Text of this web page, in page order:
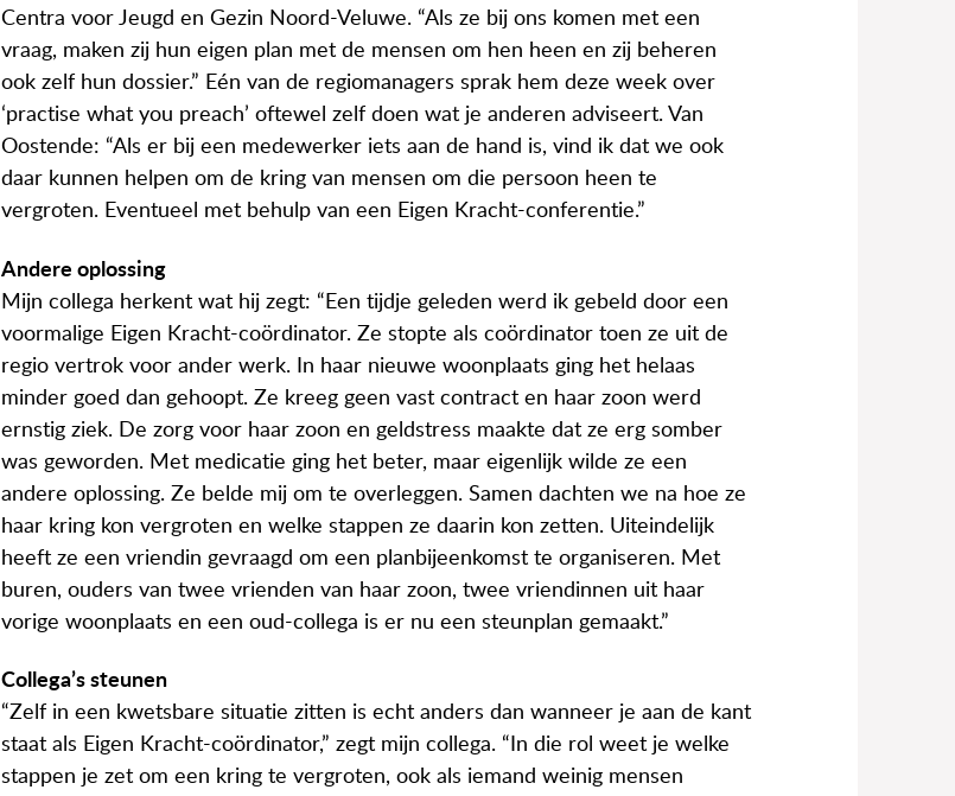
Centra voor Jeugd en Gezin Noord-Veluwe. “Als ze bij ons komen met een
vraag, maken zij hun eigen plan met de mensen om hen heen en zij beheren
ook zelf hun dossier.” Eén van de regiomanagers sprak hem deze week over
‘practise what you preach’ oftewel zelf doen wat je anderen adviseert. Van
Oostende: “Als er bij een medewerker iets aan de hand is, vind ik dat we ook
daar kunnen helpen om de kring van mensen om die persoon heen te
vergroten. Eventueel met behulp van een Eigen Kracht-conferentie.”
Andere oplossing
Mijn collega herkent wat hij zegt: “Een tijdje geleden werd ik gebeld door een
voormalige Eigen Kracht-coördinator. Ze stopte als coördinator toen ze uit de
regio vertrok voor ander werk. In haar nieuwe woonplaats ging het helaas
minder goed dan gehoopt. Ze kreeg geen vast contract en haar zoon werd
ernstig ziek. De zorg voor haar zoon en geldstress maakte dat ze erg somber
was geworden. Met medicatie ging het beter, maar eigenlijk wilde ze een
andere oplossing. Ze belde mij om te overleggen. Samen dachten we na hoe ze
haar kring kon vergroten en welke stappen ze daarin kon zetten. Uiteindelijk
heeft ze een vriendin gevraagd om een planbijeenkomst te organiseren. Met
buren, ouders van twee vrienden van haar zoon, twee vriendinnen uit haar
vorige woonplaats en een oud-collega is er nu een steunplan gemaakt.”
Collega’s steunen
“Zelf in een kwetsbare situatie zitten is echt anders dan wanneer je aan de kant
staat als Eigen Kracht-coördinator,” zegt mijn collega. “In die rol weet je welke
stappen je zet om een kring te vergroten, ook als iemand weinig mensen